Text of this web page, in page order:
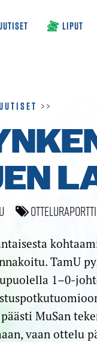
LIPUT
>>
Otteluraportti
TamU
1–0-
MuSan
vaan ottelu